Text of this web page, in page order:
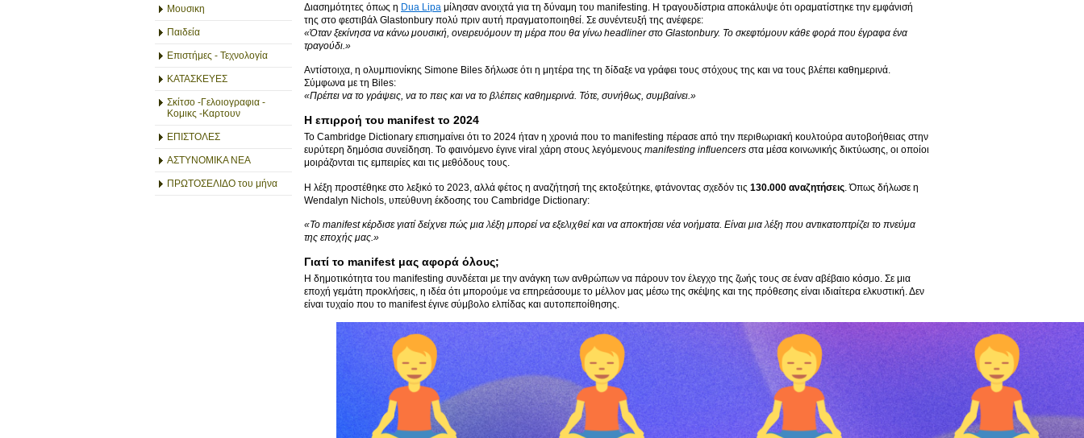
Μουσικη
Παιδεία
Επιστήμες - Τεχνολογία
ΚΑΤΑΣΚΕΥΕΣ
Σκίτσο -Γελοιογραφια -
Κομικς -Καρτουν
ΕΠΙΣΤΟΛΕΣ
ΑΣΤΥΝΟΜΙΚΑ ΝΕΑ
ΠΡΩΤΟΣΕΛΙΔΟ του μήνα
Διασημότητες όπως η Dua Lipa μίλησαν ανοιχτά για τη δύναμη του manifesting. Η τραγουδίστρια αποκάλυψε ότι οραματίστηκε την εμφάνισή
της στο φεστιβάλ Glastonbury πολύ πριν αυτή πραγματοποιηθεί. Σε συνέντευξή της ανέφερε:
«Όταν ξεκίνησα να κάνω μουσική, ονειρευόμουν τη μέρα που θα γίνω headliner στο Glastonbury. Το σκεφτόμουν κάθε φορά που έγραφα ένα
τραγούδι.»
Αντίστοιχα, η ολυμπιονίκης Simone Biles δήλωσε ότι η μητέρα της τη δίδαξε να γράφει τους στόχους της και να τους βλέπει καθημερινά.
Σύμφωνα με τη Biles:
«Πρέπει να το γράψεις, να το πεις και να το βλέπεις καθημερινά. Τότε, συνήθως, συμβαίνει.»
Η επιρροή του manifest το 2024
Το Cambridge Dictionary επισημαίνει ότι το 2024 ήταν η χρονιά που το manifesting πέρασε από την περιθωριακή κουλτούρα αυτοβοήθειας στην
ευρύτερη δημόσια συνείδηση. Το φαινόμενο έγινε viral χάρη στους λεγόμενους manifesting influencers στα μέσα κοινωνικής δικτύωσης, οι οποίοι
μοιράζονται τις εμπειρίες και τις μεθόδους τους.
Η λέξη προστέθηκε στο λεξικό το 2023, αλλά φέτος η αναζήτησή της εκτοξεύτηκε, φτάνοντας σχεδόν τις 130.000 αναζητήσεις . Όπως δήλωσε η
Wendalyn Nichols, υπεύθυνη έκδοσης του Cambridge Dictionary:
«Το manifest κέρδισε γιατί δείχνει πώς μια λέξη μπορεί να εξελιχθεί και να αποκτήσει νέα νοήματα. Είναι μια λέξη που αντικατοπτρίζει το πνεύμα
της εποχής μας.»
Γιατί το manifest μας αφορά όλους;
Η δημοτικότητα του manifesting συνδέεται με την ανάγκη των ανθρώπων να πάρουν τον έλεγχο της ζωής τους σε έναν αβέβαιο κόσμο. Σε μια
εποχή γεμάτη προκλήσεις, η ιδέα ότι μπορούμε να επηρεάσουμε το μέλλον μας μέσω της σκέψης και της πρόθεσης είναι ιδιαίτερα ελκυστική. Δεν
είναι τυχαίο που το manifest έγινε σύμβολο ελπίδας και αυτοπεποίθησης.